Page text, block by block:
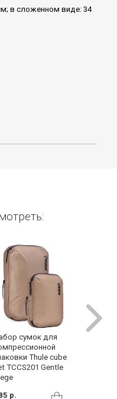
в сложенном виде: 34
сумок для
Thule cube
TCCS201 Gentle
р.